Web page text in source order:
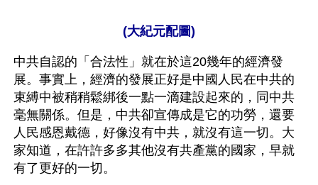
(大紀元配圖)
中共自認的「合法性」就在於這20幾年的經濟發
展。事實上，經濟的發展正好是中國人民在中共的
束縛中被稍稍鬆綁後一點一滴建設起來的，同中共
毫無關係。但是，中共卻宣傳成是它的功勞，還要
人民感恩戴德，好像沒有中共，就沒有這一切。大
家知道，在許許多多其他沒有共產黨的國家，早就
有了更好的一切。